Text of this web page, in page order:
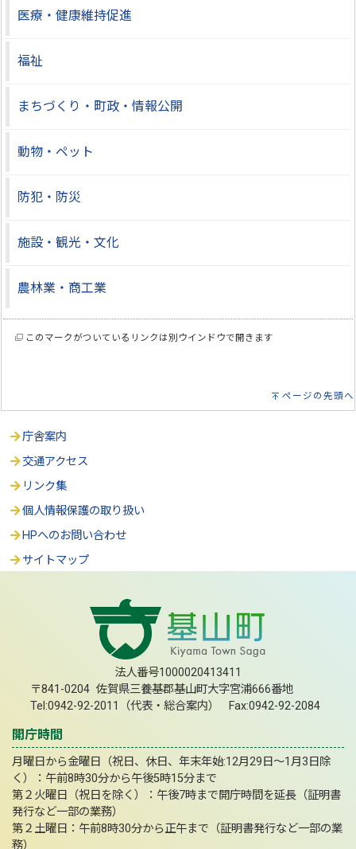
医療・健康維持促進
福祉
まちづくり・町政・情報公開
動物・ペット
防犯・防災
施設・観光・文化
農林業・商工業
このマークがついているリンクは別ウインドウで開きます
ページの先頭へ
庁舎案内
交通アクセス
リンク集
個人情報保護の取り扱い
HPへのお問い合わせ
サイトマップ
法人番号1000020413411
〒841-0204 佐賀県三養基郡基山町大字宮浦666番地
Tel:0942-92-2011（代表・総合案内） Fax:0942-92-2084
開庁時間
月曜日から金曜日（祝日、休日、年末年始:12月29日～1月3日除
く）：午前8時30分から午後5時15分まで
第２火曜日（祝日を除く）：午後7時まで開庁時間を延長（証明書
発行など一部の業務）
第２土曜日：午前8時30分から正午まで（証明書発行など一部の業
務）